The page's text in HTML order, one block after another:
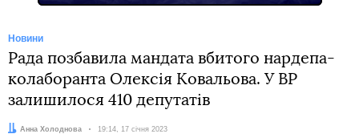
Новини
Рада позбавила мандата вбитого нардепа-
колаборанта Олексія Ковальова. У ВР
залишилося 410 депутатів
Автор:
Анна Холоднова Дата:
19:14, 17 січня 2023